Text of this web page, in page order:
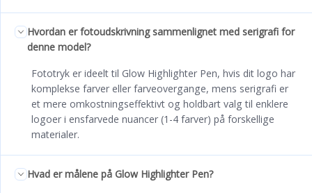
Hvordan er fotoudskrivning sammenlignet med serigrafi for
denne model?
Fototryk er ideelt til Glow Highlighter Pen, hvis dit logo har
komplekse farver eller farveovergange, mens serigrafi er
et mere omkostningseffektivt og holdbart valg til enklere
logoer i ensfarvede nuancer (1-4 farver) på forskellige
materialer.
Hvad er målene på Glow Highlighter Pen?